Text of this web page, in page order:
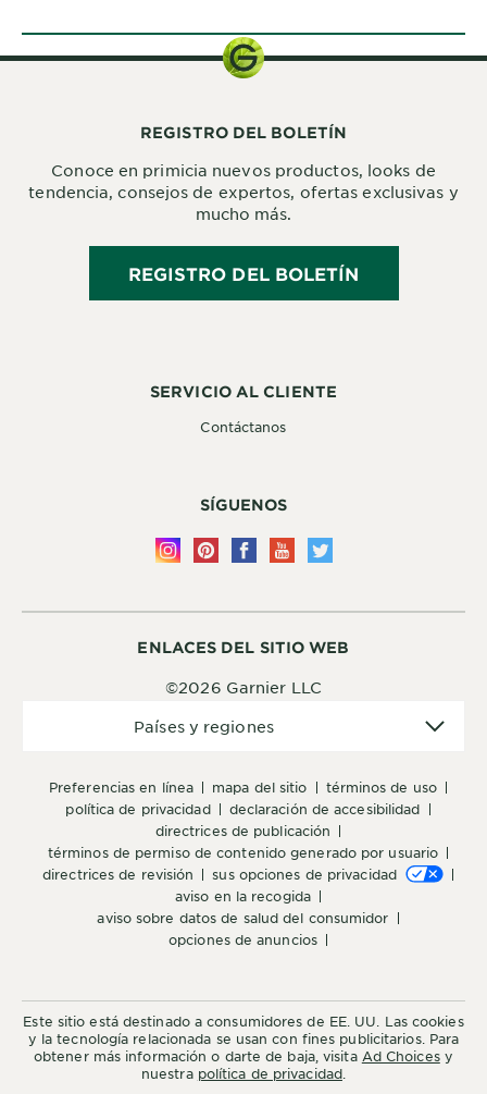
ENLACES DEL SITIO WEB
preferencias en línea mapa del sitio
términos de uso
política de privacidad
declaración de accesibilidad
directrices de publicación
términos de permiso de contenido generado por usuario
directrices de revisión
sus opciones de privacidad
aviso en la recogida
aviso sobre datos de salud del consumidor
opciones de anuncios
©2026 Garnier LLC
Países y regiones
SERVICIO AL CLIENTE
Contáctanos
SÍGUENOS
REGISTRO DEL BOLETÍN
Conoce en primicia nuevos productos, looks de
tendencia, consejos de expertos, ofertas exclusivas y
mucho más.
REGISTRO DEL BOLETÍN
Este sitio está destinado a consumidores de EE. UU. Las cookies
y la tecnología relacionada se usan con fines publicitarios. Para
obtener más información o darte de baja, visita Ad Choicesy
nuestra política de privacidad.